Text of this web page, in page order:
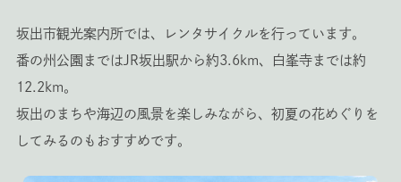
坂出市観光案内所では、レンタサイクルを行っています。
番の州公園まではJR坂出駅から約3.6km、白峯寺までは約
12.2km。
坂出のまちや海辺の風景を楽しみながら、初夏の花めぐりを
してみるのもおすすめです。